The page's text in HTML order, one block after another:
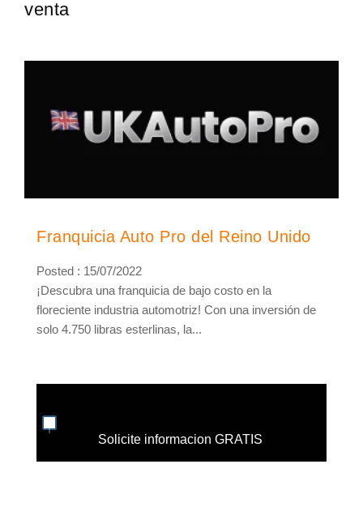
venta
Franquicia Auto Pro del Reino Unido
Posted : 15/07/2022
¡Descubra una franquicia de bajo costo en la
floreciente industria automotriz! Con una inversión de
solo 4.750 libras esterlinas, la...
Solicite informacion GRATIS